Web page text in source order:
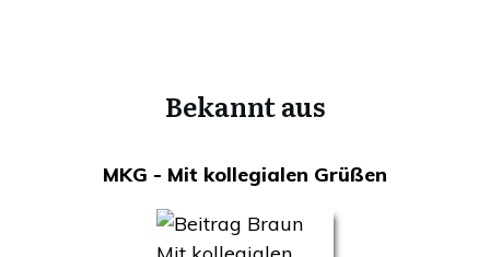
Bekannt aus
MKG - Mit kollegialen Grüßen